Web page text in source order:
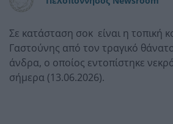
Σε κατάσταση σοκ είναι η τοπική
Γαστούνης από τον τραγικό
άνδρα, ο οποίος εντοπίστηκε
σήμερα (13.06.2026).